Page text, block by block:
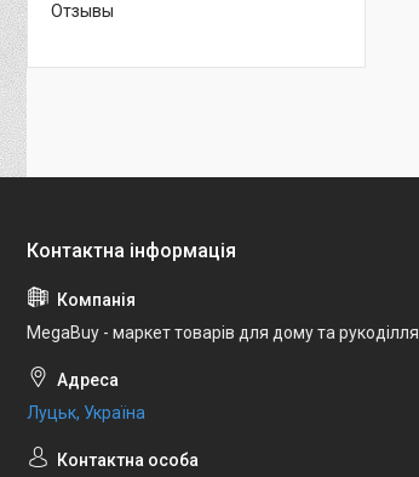
Отзывы
MegaBuy - маркет товарів для дому та рукоділля
Луцьк, Україна